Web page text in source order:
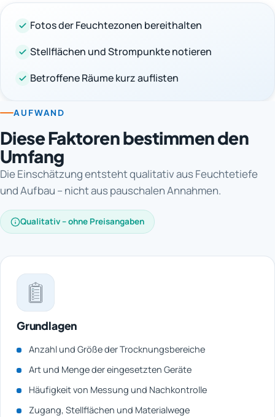
Fotos der Feuchtezonen bereithalten
Stellflächen und Strompunkte notieren
Betroffene Räume kurz auflisten
AUFWAND
Diese Faktoren bestimmen den
Umfang
Die Einschätzung entsteht qualitativ aus Feuchtetiefe
und Aufbau – nicht aus pauschalen Annahmen.
Qualitativ – ohne Preisangaben
Grundlagen
Anzahl und Größe der Trocknungsbereiche
Art und Menge der eingesetzten Geräte
Häufigkeit von Messung und Nachkontrolle
Zugang, Stellflächen und Materialwege